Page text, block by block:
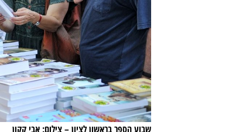
שבוע הספר בראשון לציון – צילום: אבי קקון